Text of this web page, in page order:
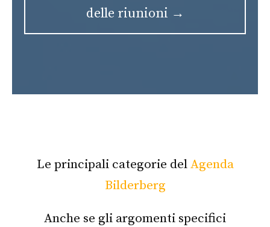
delle riunioni →
Le principali categorie delAgenda
Bilderberg
Anche se gli argomenti specifici